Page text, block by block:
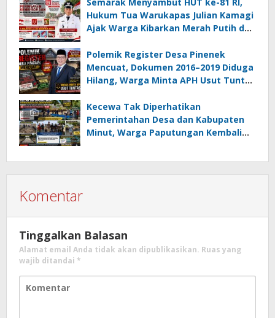
Hukum Tua Warukapas Julian Kamagi
Ajak Warga Kibarkan Merah Putih dan
Polemik Register Desa Pinenek
Mencuat, Dokumen 2016–2019 Diduga
Hilang, Warga Minta APH Usut Tuntas
Kumtua HK
Kecewa Tak Diperhatikan
Pemerintahan Desa dan Kabupaten
Minut, Warga Paputungan Kembali
Komentar
Tinggalkan Balasan
Alamat email Anda tidak akan dipublikasikan. Ruas yang
wajib ditandai *